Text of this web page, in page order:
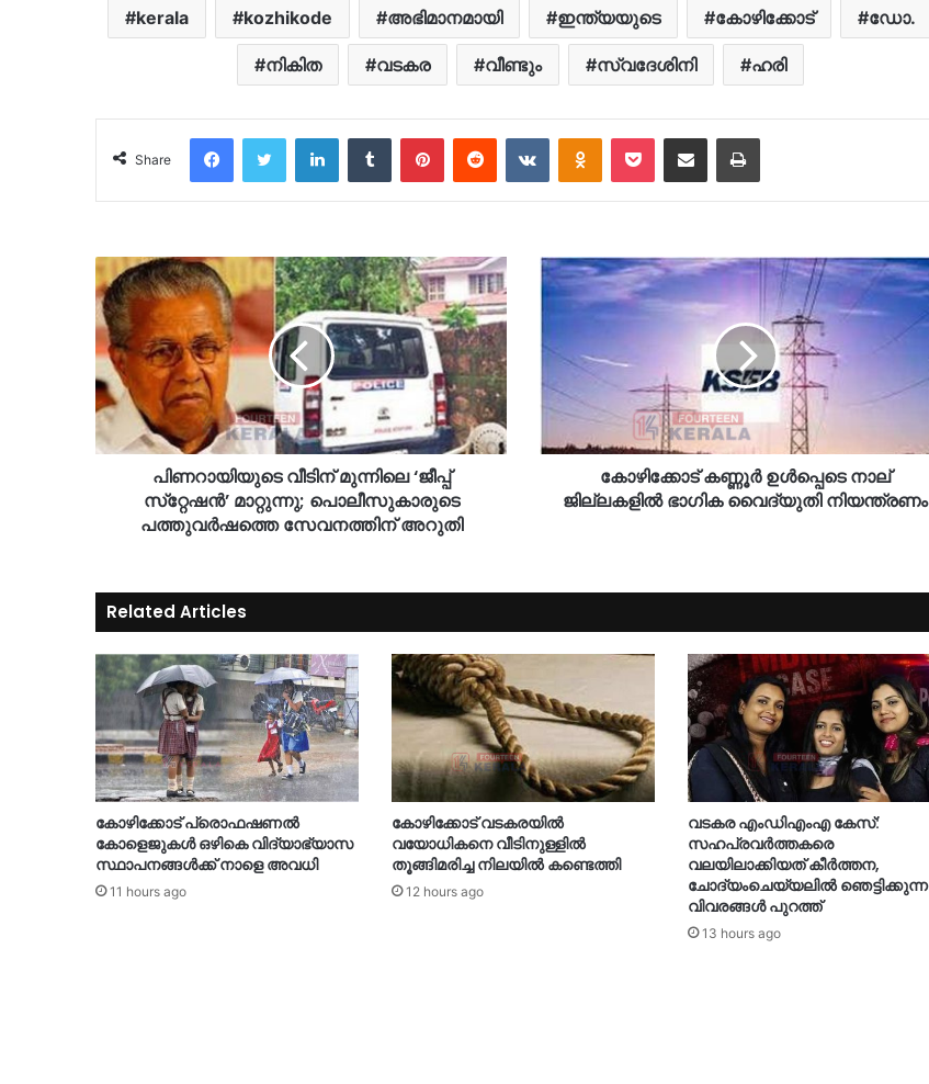
kerala kozhikode അഭിമാനമായി ഇന്ത്യയുടെ കോഴിക്കോട് ഡോ.
നികിത വടകര വീണ്ടും സ്വദേശിനി ഹരി
Share
FacebookTwitter LinkedInTumblr PinterestReddit VKontakteOdnoklassniki
Pocket Share via Email Print
പിണറായിയുടെ വീടിന് മുന്നിലെ ‘ജീപ്പ്
സ്‌റ്റേഷൻ’ മാറ്റുന്നു; പൊലീസുകാരുടെ
പത്തുവർഷത്തെ സേവനത്തിന് അറുതി
കോഴിക്കോട് കണ്ണൂർ ഉൾപ്പെടെ നാല്
ജില്ലകളിൽ ഭാഗിക വൈദ്യുതി നിയന്ത്രണം
Related Articles
കോഴിക്കോട് പ്രൊഫഷണൽ
കോളെജുകൾ ഒഴികെ വിദ്യാഭ്യാസ
സ്ഥാപനങ്ങൾക്ക് നാളെ അവധി
11 hours ago
കോഴിക്കോട് വടകരയിൽ
വയോധികനെ വീടിനുള്ളിൽ
തൂങ്ങിമരിച്ച നിലയിൽ കണ്ടെത്തി
12 hours ago
വടകര എംഡിഎംഎ കേസ്:
സഹപ്രവർത്തകരെ
വലയിലാക്കിയത് കീർത്തന,
ചോദ്യംചെയ്യലിൽ ഞെട്ടിക്കുന്ന
വിവരങ്ങൾ പുറത്ത്
13 hours ago